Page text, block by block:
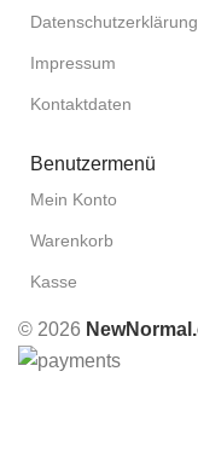
Datenschutzerklärung
Impressum
Kontaktdaten
Benutzermenü
Mein Konto
Warenkorb
Kasse
© 2026